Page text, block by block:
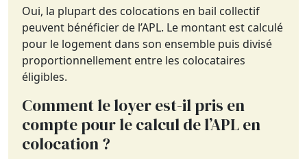
Oui, la plupart des colocations en bail collectif
peuvent bénéficier de l’APL. Le montant est calculé
pour le logement dans son ensemble puis divisé
proportionnellement entre les colocataires
éligibles.
Comment le loyer est-il pris en
compte pour le calcul de l’APL en
colocation ?